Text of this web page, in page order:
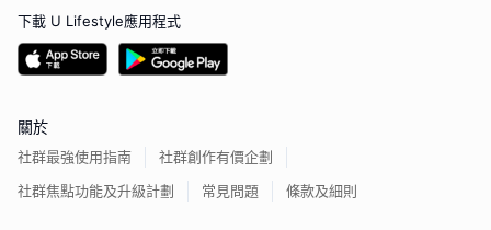
下載 U Lifestyle應用程式
關於
社群最強使用指南
社群創作有價企劃
社群焦點功能及升級計劃
常見問題 條款及細則